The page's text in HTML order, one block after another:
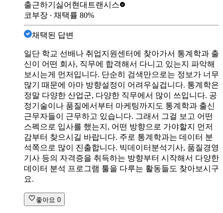
출근하기싫어 현대트랜시스
코부장 ∙ 채택률 80%
채택된 답변
일단 학교 선배나 취업지원센터에 찾아가서 통계학과 출
신이 어떤 회사, 직무에 합격해서 다니고 있는지 파악해
보시는게 먼저입니다. 단순히 검색만으로는 정보가 너무
많기 때문에 아마 방향설정이 어려우실겁니다. 통계학은
정말 다양한 산업군, 다양한 직무에서 많이 쓰입니다. 공
정기술이나 품질에서부터 마케팅까지도 통계학과 출신
근무자들이 근무하고 있습니다. 그래서 그걸 보고 어떤
스펙으로 입사를 했는지, 어떤 방향으로 가야할지 먼저
감부터 찾으시길 바랍니다. 주로 통계학과는 데이터 분
석쪽으로 많이 진출합니다. 빅데이터분석기사, 품질경영
기사 등의 자격증을 취득하는 방향부터 시작해서 다양한
데이터 분석 프로그램 툴을 다루는 활동들도 찾아보시구
요.
좋아요 0